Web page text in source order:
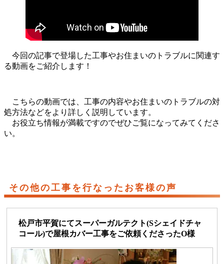
今回の記事で登場した工事やお住まいのトラブルに関連す
る動画をご紹介します！
こちらの動画では、工事の内容やお住まいのトラブルの対
処方法などをより詳しく説明しています。
お役立ち情報が満載ですのでぜひご覧になってみてくださ
い。
その他の工事を行なったお客様の声
松戸市平賀にてスーパーガルテクト(Sシェイドチャ
コール)で屋根カバー工事をご依頼くださったO様